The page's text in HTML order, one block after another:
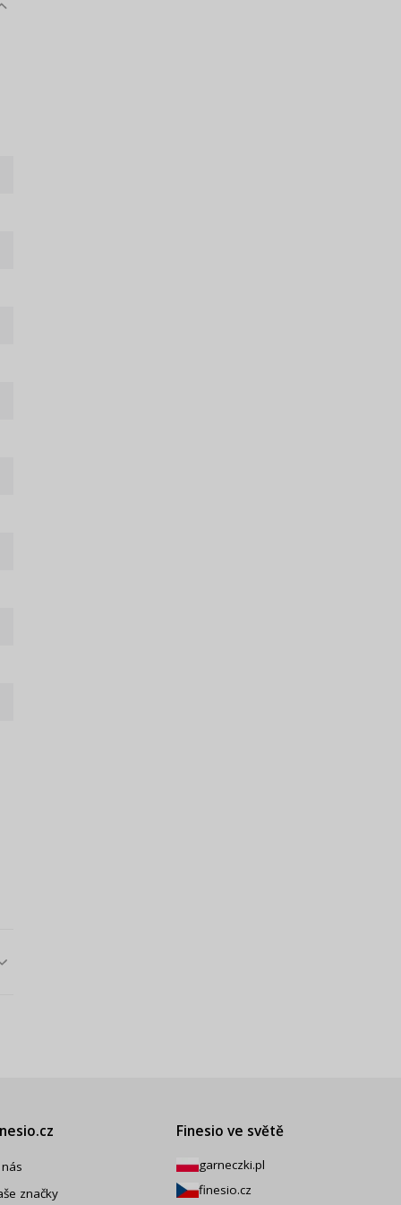
značky
Finesio ve světě
garneczki.pl
finesio.cz